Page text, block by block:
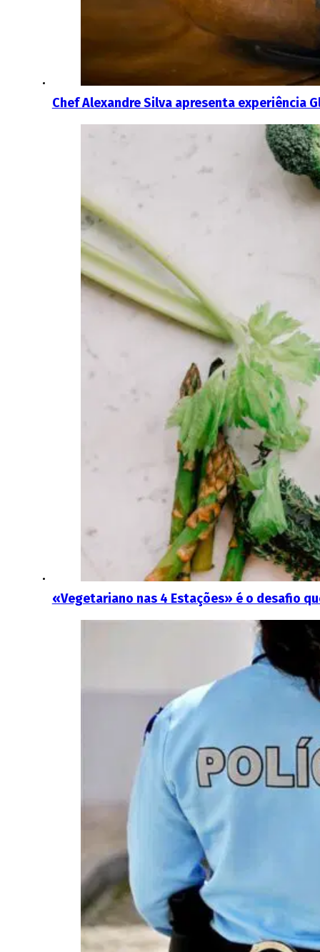
Chef Alexandre Silva apresenta experiência
«Vegetariano nas 4 Estações» é o desafio